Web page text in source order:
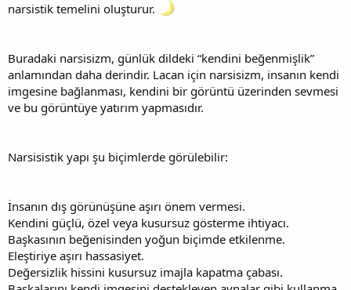
narsistik temelini oluşturur.
Buradaki narsisizm, günlük dildeki “kendini beğenmişlik”
anlamından daha derindir. Lacan için narsisizm, insanın kendi
imgesine bağlanması, kendini bir görüntü üzerinden sevmesi
ve bu görüntüye yatırım yapmasıdır.
Narsisistik yapı şu biçimlerde görülebilir:
İnsanın dış görünüşüne aşırı önem vermesi.
Kendini güçlü, özel veya kusursuz gösterme ihtiyacı.
Başkasının beğenisinden yoğun biçimde etkilenme.
Eleştiriye aşırı hassasiyet.
Değersizlik hissini kusursuz imajla kapatma çabası.